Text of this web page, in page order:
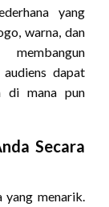
yang
warna, dan
dapat
di mana pun
Secara
menarik.